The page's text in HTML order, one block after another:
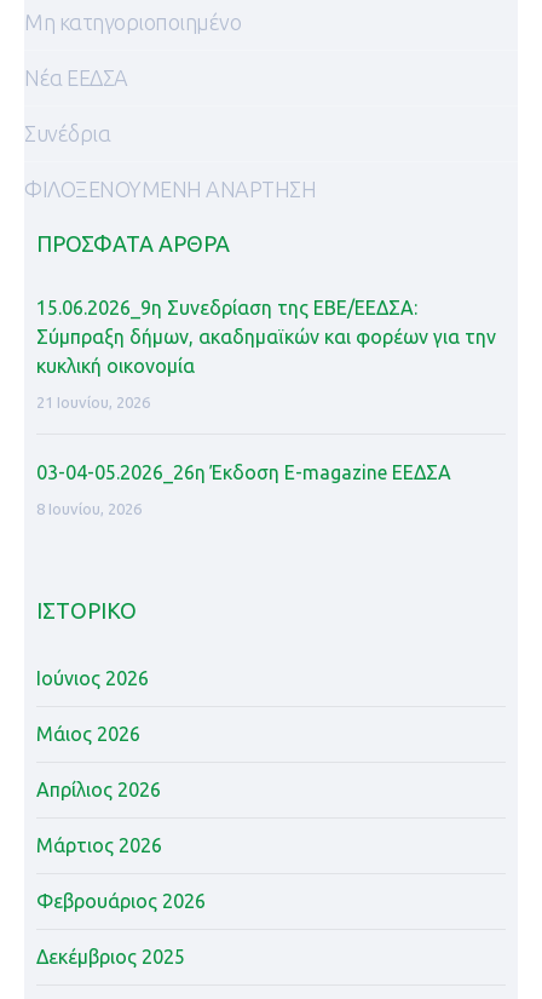
Μη κατηγοριοποιημένο
Νέα ΕΕΔΣΑ
Συνέδρια
ΦΙΛΟΞΕΝΟΥΜΕΝΗ ΑΝΑΡΤΗΣΗ
ΠΡΌΣΦΑΤΑ ΆΡΘΡΑ
15.06.2026_9η Συνεδρίαση της ΕΒΕ/ΕΕΔΣΑ:
Σύμπραξη δήμων, ακαδημαϊκών και φορέων για την
κυκλική οικονομία
21 Ιουνίου, 2026
03-04-05.2026_26η Έκδοση Ε-magazine ΕΕΔΣΑ
8 Ιουνίου, 2026
ΙΣΤΟΡΙΚΌ
Ιούνιος 2026
Μάιος 2026
Απρίλιος 2026
Μάρτιος 2026
Φεβρουάριος 2026
Δεκέμβριος 2025